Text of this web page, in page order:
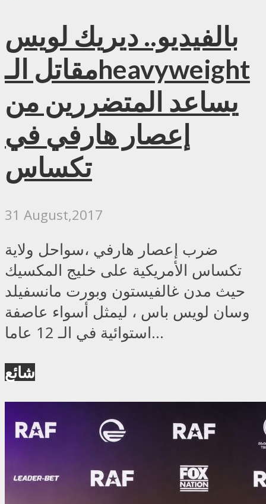
بالفيديو.. ديريك لويس
مقاتل الـheavyweight
يساعد المتضررين من
إعصار هارفي في
تكساس
31 August,2017
ضرب إعصار هارفي ،سواحل ولاية
تكساس الأمريكية على خليج المكسيك
حيث مدن غالفيستون وبورت مانسفيلد
وسان لويس باس ، ليمثل أسواء عاصفة
استوائية في الـ 12 عاما...
شائع